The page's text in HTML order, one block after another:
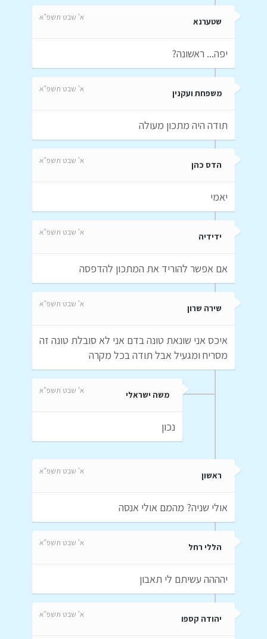
שטערנא א' שבט תשפ"א
יפה... ראשונה?
משפחת ועקנין א' שבט תשפ"א
תודה היה מתכון מעולה
הדס כהן א' שבט תשפ"א
יאמי
ידידיה א' שבט תשפ"א
אם אפשר להוריד את המתכון להדפסה
שירה שרון א' שבט תשפ"א
איכס אני שונאת טונה בדם אני לא סובלת טונה זה
מסריח ומגעיל אבל תודה בכל מקרה
משה ישראלי א' שבט תשפ"א
נכון
ראשון א' שבט תשפ"א
אולי שניה? מהמם אולי אנסה
הללי רחל א' שבט תשפ"א
יהההה עשיתם לי תאבון
יהודה קספו א' שבט תשפ"א